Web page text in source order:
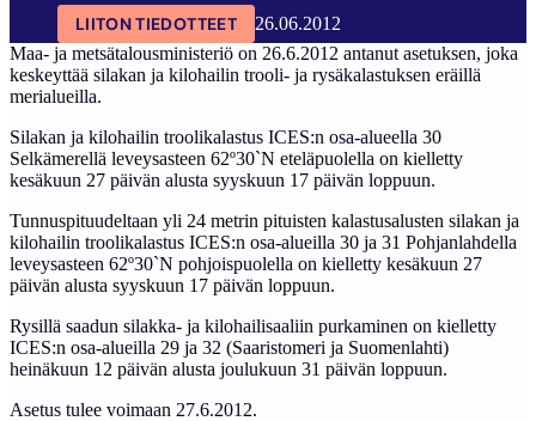
LIITON TIEDOTTEET
26.06.2012
Maa- ja metsätalousministeriö on 26.6.2012 antanut asetuksen, joka
keskeyttää silakan ja kilohailin trooli- ja rysäkalastuksen eräillä
merialueilla.
Silakan ja kilohailin troolikalastus ICES:n osa-alueella 30
Selkämerellä leveysasteen 62º30`N eteläpuolella on kielletty
kesäkuun 27 päivän alusta syyskuun 17 päivän loppuun.
Tunnuspituudeltaan yli 24 metrin pituisten kalastusalusten silakan ja
kilohailin troolikalastus ICES:n osa-alueilla 30 ja 31 Pohjanlahdella
leveysasteen 62º30`N pohjoispuolella on kielletty kesäkuun 27
päivän alusta syyskuun 17 päivän loppuun.
Rysillä saadun silakka- ja kilohailisaaliin purkaminen on kielletty
ICES:n osa-alueilla 29 ja 32 (Saaristomeri ja Suomenlahti)
heinäkuun 12 päivän alusta joulukuun 31 päivän loppuun.
Asetus tulee voimaan 27.6.2012.